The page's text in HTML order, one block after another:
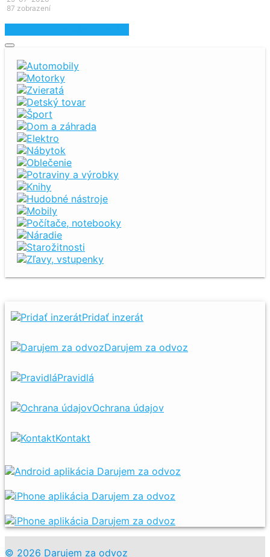
87 zobrazení
Automobily
Motorky
Zvieratá
Detský tovar
Šport
Dom a záhrada
Elektro
Nábytok
Oblečenie
Potraviny a výrobky
Knihy
Hudobné nástroje
Mobily
Počítače, notebooky
Náradie
Starožitnosti
Zľavy, vstupenky
Pridať inzerát
Darujem za odvoz
Pravidlá
Ochrana údajov
Kontakt
© 2026 Darujem za odvoz